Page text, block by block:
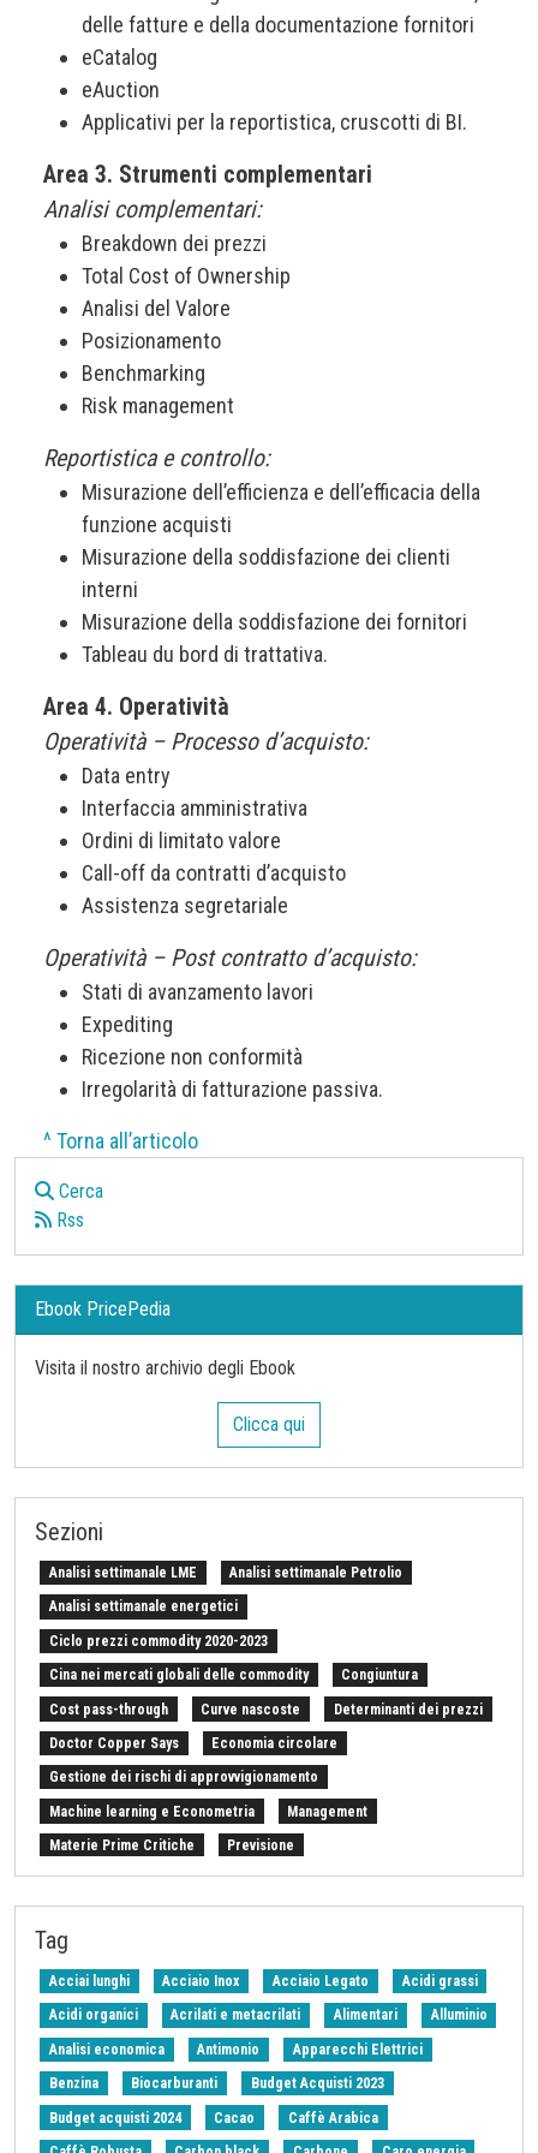
delle fatture e della documentazione fornitori
eCatalog
eAuction
Applicativi per la reportistica, cruscotti di BI.
Area 3. Strumenti complementari
Analisi complementari:
Breakdown dei prezzi
Total Cost of Ownership
Analisi del Valore
Posizionamento
Benchmarking
Risk management
Reportistica e controllo:
Misurazione dell’efficienza e dell’efficacia della
funzione acquisti
Misurazione della soddisfazione dei clienti
interni
Misurazione della soddisfazione dei fornitori
Tableau du bord di trattativa.
Area 4. Operatività
Operatività – Processo d’acquisto:
Data entry
Interfaccia amministrativa
Ordini di limitato valore
Call-off da contratti d’acquisto
Assistenza segretariale
Operatività – Post contratto d’acquisto:
Stati di avanzamento lavori
Expediting
Ricezione non conformità
Irregolarità di fatturazione passiva.
^ Torna all’articolo
Cerca
Rss
Ebook PricePedia
Visita il nostro archivio degli Ebook
Clicca qui
Sezioni
Analisi settimanale LME Analisi settimanale Petrolio
Analisi settimanale energetici
Ciclo prezzi commodity 2020-2023
Cina nei mercati globali delle commodity Congiuntura
Cost pass-through Curve nascoste Determinanti dei prezzi
Doctor Copper Says Economia circolare
Gestione dei rischi di approvvigionamento
Machine learning e Econometria Management
Materie Prime Critiche Previsione
Procurement Intelligence Settimana Finanziaria Materie Prime
Tariffe sulle importazioni
Tag
Acciai lunghi Acciaio Inox Acciaio Legato Acidi grassi
Acidi organici Acrilati e metacrilati Alimentari Alluminio
Analisi economica Antimonio Apparecchi Elettrici
Benzina Biocarburanti Budget Acquisti 2023
Budget acquisti 2024 Cacao Caffè Arabica